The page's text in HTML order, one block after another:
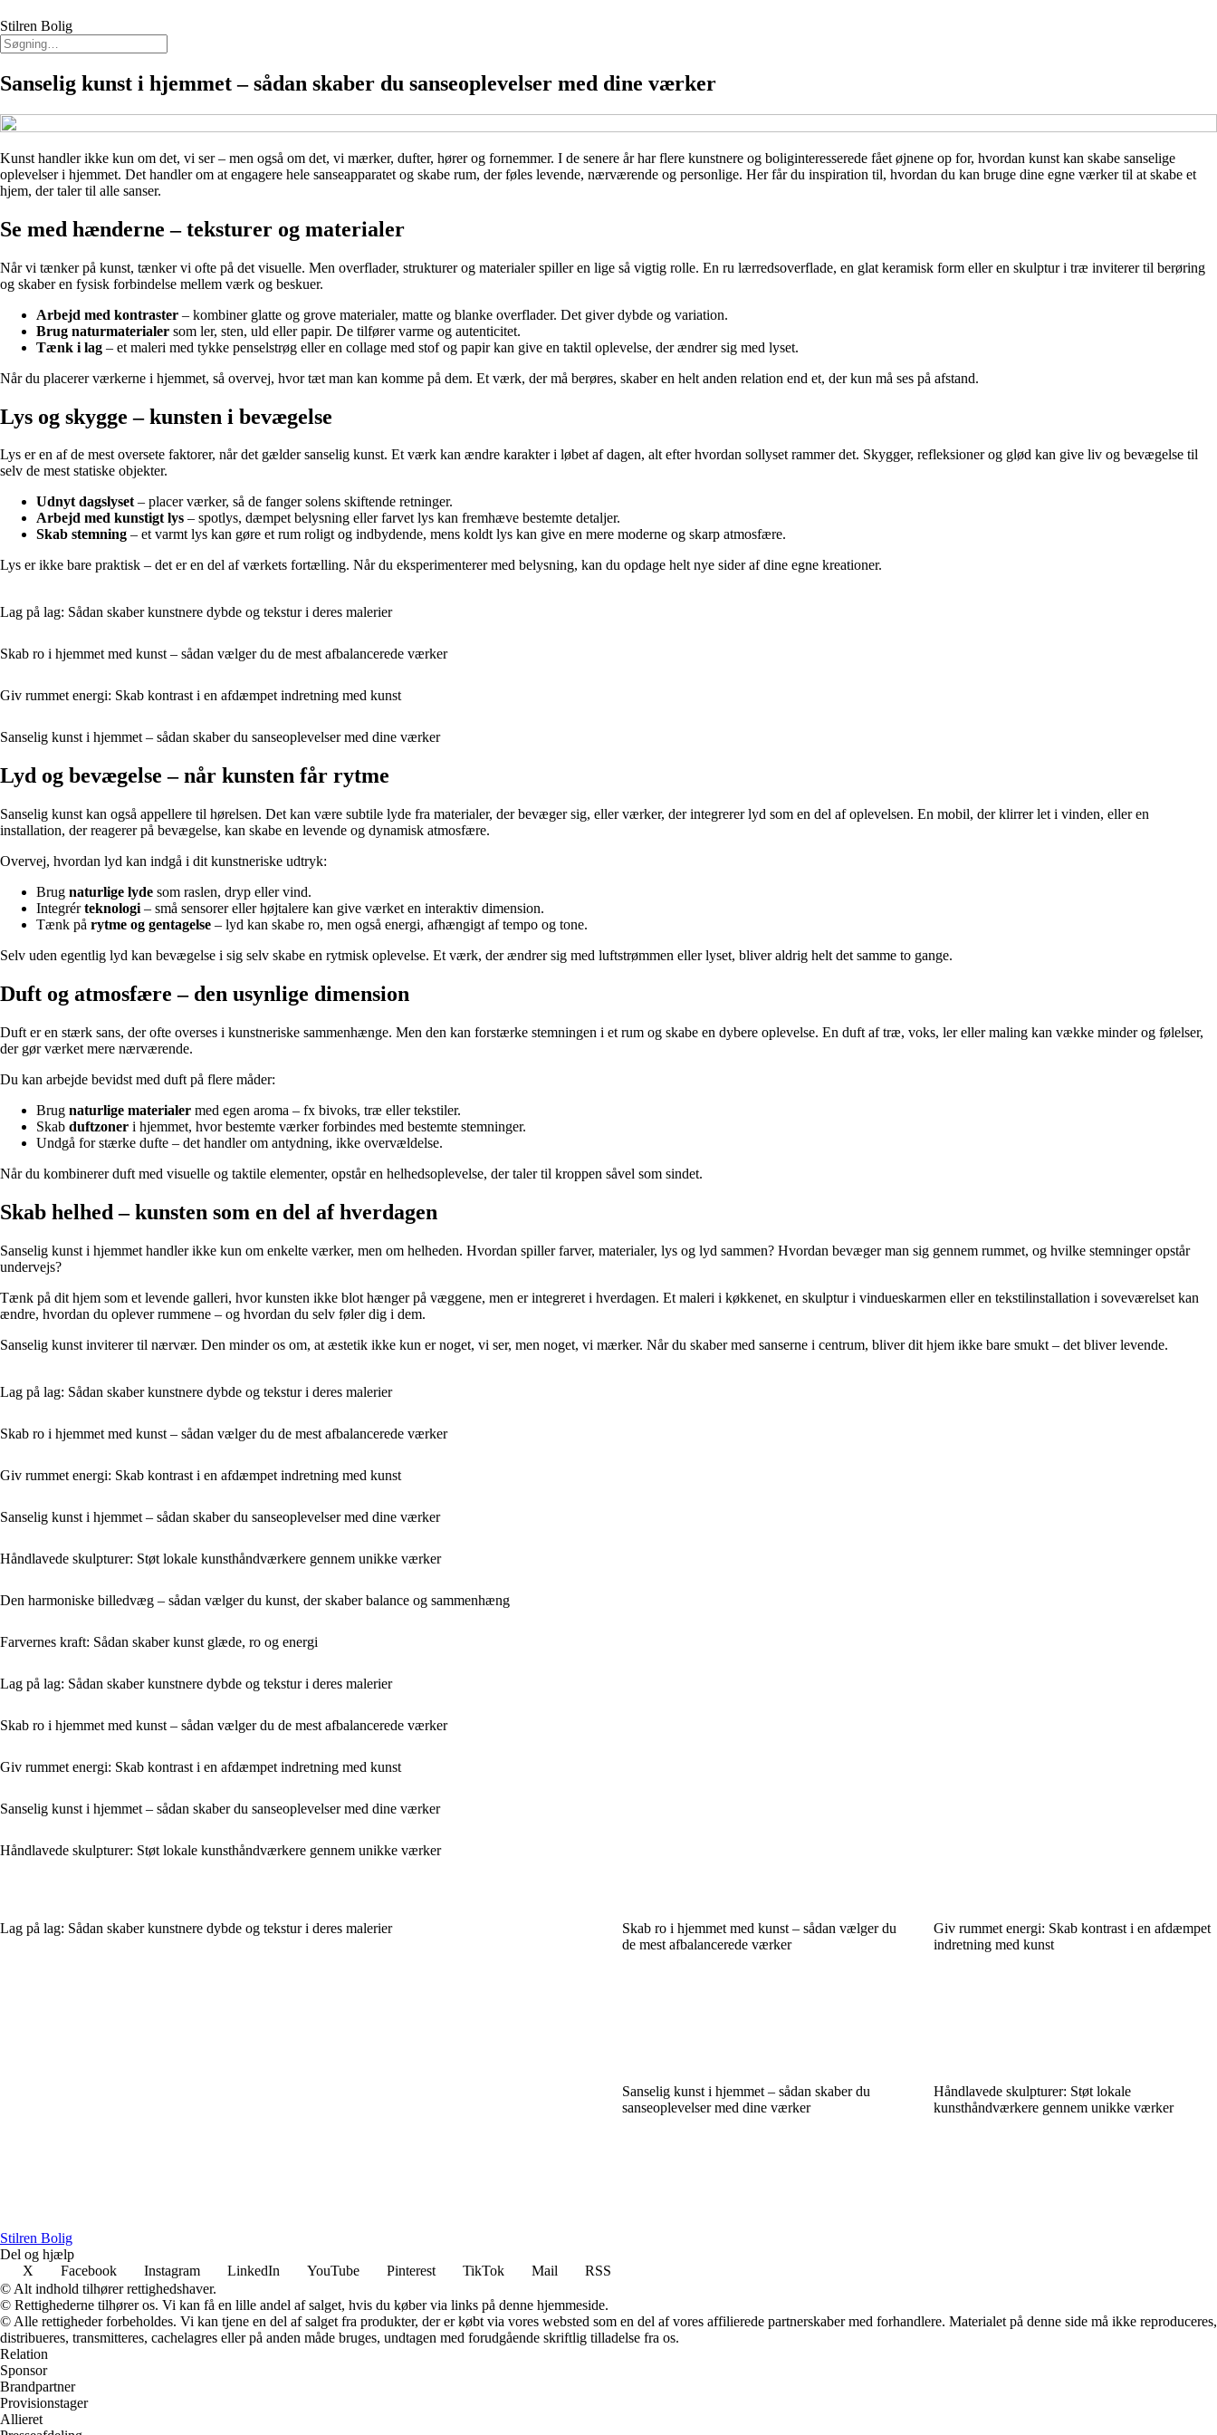
Stilren Bolig
Sanselig kunst i hjemmet – sådan skaber du sanseoplevelser med dine værker
Kunst handler ikke kun om det, vi ser – men også om det, vi mærker, dufter, hører og fornemmer. I de senere år har flere kunstnere og boliginteresserede fået øjnene op for, hvordan kunst kan skabe sanselige
oplevelser i hjemmet. Det handler om at engagere hele sanseapparatet og skabe rum, der føles levende, nærværende og personlige. Her får du inspiration til, hvordan du kan bruge dine egne værker til at skabe et
hjem, der taler til alle sanser.
Se med hænderne – teksturer og materialer
Når vi tænker på kunst, tænker vi ofte på det visuelle. Men overflader, strukturer og materialer spiller en lige så vigtig rolle. En ru lærredsoverflade, en glat keramisk form eller en skulptur i træ inviterer til berøring
og skaber en fysisk forbindelse mellem værk og beskuer.
Arbejd med kontraster – kombiner glatte og grove materialer, matte og blanke overflader. Det giver dybde og variation.
Brug naturmaterialer som ler, sten, uld eller papir. De tilfører varme og autenticitet.
Tænk i lag – et maleri med tykke penselstrøg eller en collage med stof og papir kan give en taktil oplevelse, der ændrer sig med lyset.
Når du placerer værkerne i hjemmet, så overvej, hvor tæt man kan komme på dem. Et værk, der må berøres, skaber en helt anden relation end et, der kun må ses på afstand.
Lys og skygge – kunsten i bevægelse
Lys er en af de mest oversete faktorer, når det gælder sanselig kunst. Et værk kan ændre karakter i løbet af dagen, alt efter hvordan sollyset rammer det. Skygger, refleksioner og glød kan give liv og bevægelse til
selv de mest statiske objekter.
Udnyt dagslyset– placer værker, så de fanger solens skiftende retninger.
Arbejd med kunstigt lys – spotlys, dæmpet belysning eller farvet lys kan fremhæve bestemte detaljer.
Skab stemning – et varmt lys kan gøre et rum roligt og indbydende, mens koldt lys kan give en mere moderne og skarp atmosfære.
Lys er ikke bare praktisk – det er en del af værkets fortælling. Når du eksperimenterer med belysning, kan du opdage helt nye sider af dine egne kreationer.
Lag på lag: Sådan skaber kunstnere dybde og tekstur i deres malerier
Skab ro i hjemmet med kunst – sådan vælger du de mest afbalancerede værker
Giv rummet energi: Skab kontrast i en afdæmpet indretning med kunst
Sanselig kunst i hjemmet – sådan skaber du sanseoplevelser med dine værker
Lyd og bevægelse – når kunsten får rytme
Sanselig kunst kan også appellere til hørelsen. Det kan være subtile lyde fra materialer, der bevæger sig, eller værker, der integrerer lyd som en del af oplevelsen. En mobil, der klirrer let i vinden, eller en
installation, der reagerer på bevægelse, kan skabe en levende og dynamisk atmosfære.
Overvej, hvordan lyd kan indgå i dit kunstneriske udtryk:
Brug naturlige lyde som raslen, dryp eller vind.
Integrérteknologi – små sensorer eller højtalere kan give værket en interaktiv dimension.
Tænk på rytme og gentagelse – lyd kan skabe ro, men også energi, afhængigt af tempo og tone.
Selv uden egentlig lyd kan bevægelse i sig selv skabe en rytmisk oplevelse. Et værk, der ændrer sig med luftstrømmen eller lyset, bliver aldrig helt det samme to gange.
Duft og atmosfære – den usynlige dimension
Duft er en stærk sans, der ofte overses i kunstneriske sammenhænge. Men den kan forstærke stemningen i et rum og skabe en dybere oplevelse. En duft af træ, voks, ler eller maling kan vække minder og følelser,
der gør værket mere nærværende.
Du kan arbejde bevidst med duft på flere måder:
Brug naturlige materialer med egen aroma – fx bivoks, træ eller tekstiler.
Skab duftzoner i hjemmet, hvor bestemte værker forbindes med bestemte stemninger.
Undgå for stærke dufte – det handler om antydning, ikke overvældelse.
Når du kombinerer duft med visuelle og taktile elementer, opstår en helhedsoplevelse, der taler til kroppen såvel som sindet.
Skab helhed – kunsten som en del af hverdagen
Sanselig kunst i hjemmet handler ikke kun om enkelte værker, men om helheden. Hvordan spiller farver, materialer, lys og lyd sammen? Hvordan bevæger man sig gennem rummet, og hvilke stemninger opstår
undervejs?
Tænk på dit hjem som et levende galleri, hvor kunsten ikke blot hænger på væggene, men er integreret i hverdagen. Et maleri i køkkenet, en skulptur i vindueskarmen eller en tekstilinstallation i soveværelset kan
ændre, hvordan du oplever rummene – og hvordan du selv føler dig i dem.
Sanselig kunst inviterer til nærvær. Den minder os om, at æstetik ikke kun er noget, vi ser, men noget, vi mærker. Når du skaber med sanserne i centrum, bliver dit hjem ikke bare smukt – det bliver levende.
Lag på lag: Sådan skaber kunstnere dybde og tekstur i deres malerier
Skab ro i hjemmet med kunst – sådan vælger du de mest afbalancerede værker
Giv rummet energi: Skab kontrast i en afdæmpet indretning med kunst
Sanselig kunst i hjemmet – sådan skaber du sanseoplevelser med dine værker
Håndlavede skulpturer: Støt lokale kunsthåndværkere gennem unikke værker
Den harmoniske billedvæg – sådan vælger du kunst, der skaber balance og sammenhæng
Farvernes kraft: Sådan skaber kunst glæde, ro og energi
Lag på lag: Sådan skaber kunstnere dybde og tekstur i deres malerier
Skab ro i hjemmet med kunst – sådan vælger du de mest afbalancerede værker
Giv rummet energi: Skab kontrast i en afdæmpet indretning med kunst
Sanselig kunst i hjemmet – sådan skaber du sanseoplevelser med dine værker
Håndlavede skulpturer: Støt lokale kunsthåndværkere gennem unikke værker
Lag på lag: Sådan skaber kunstnere dybde og tekstur i deres malerier
Skab ro i hjemmet med kunst – sådan vælger du
de mest afbalancerede værker
Giv rummet energi: Skab kontrast i en afdæmpet
indretning med kunst
Sanselig kunst i hjemmet – sådan skaber du
sanseoplevelser med dine værker
Håndlavede skulpturer: Støt lokale
kunsthåndværkere gennem unikke værker
Stilren Bolig
Del og hjælp
X
Facebook Instagram LinkedIn YouTube Pinterest TikTok Mail
RSS
© Alt indhold tilhører rettighedshaver.
© Rettighederne tilhører os. Vi kan få en lille andel af salget, hvis du køber via links på denne hjemmeside.
© Alle rettigheder forbeholdes. Vi kan tjene en del af salget fra produkter, der er købt via vores websted som en del af vores affilierede partnerskaber med forhandlere. Materialet på denne side må ikke reproduceres,
distribueres, transmitteres, cachelagres eller på anden måde bruges, undtagen med forudgående skriftlig tilladelse fra os.
Relation
Sponsor
Brandpartner
Provisionstager
Allieret